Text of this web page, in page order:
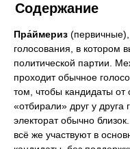
Содержание
Пра́ймериз (первичные),
голосования, в котором
политической партии.
проходит обычное
том, чтобы кандидаты от
«отбирали» друг у друга
электорат обычно
всё же участвуют в